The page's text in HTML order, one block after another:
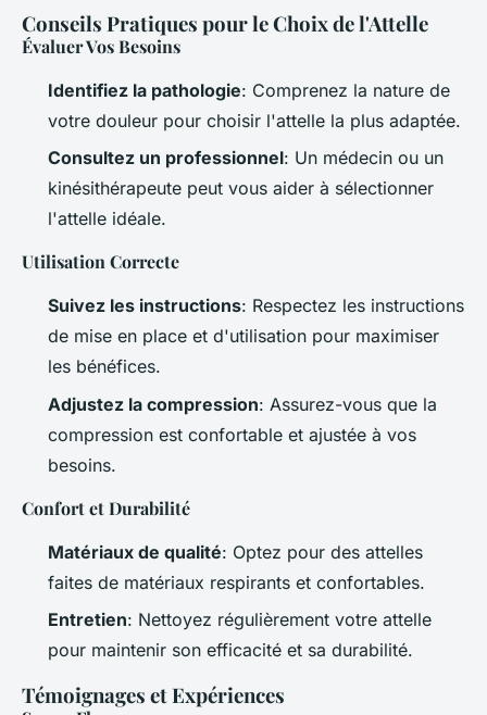
Conseils Pratiques pour le Choix de l'Attelle
Évaluer Vos Besoins
Identifiez la pathologie: Comprenez la nature de
votre douleur pour choisir l'attelle la plus adaptée.
Consultez un professionnel: Un médecin ou un
kinésithérapeute peut vous aider à sélectionner
l'attelle idéale.
Utilisation Correcte
Suivez les instructions: Respectez les instructions
de mise en place et d'utilisation pour maximiser
les bénéfices.
Adjustez la compression: Assurez-vous que la
compression est confortable et ajustée à vos
besoins.
Confort et Durabilité
Matériaux de qualité: Optez pour des attelles
faites de matériaux respirants et confortables.
Entretien: Nettoyez régulièrement votre attelle
pour maintenir son efficacité et sa durabilité.
Témoignages et Expériences